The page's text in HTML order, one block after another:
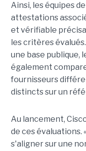
Ainsi, les équipes
attestations
et vérifiable
les critères
une base publique,
également
fournisseurs
distincts sur un
Au lancement,
de ces
s'aligner sur une